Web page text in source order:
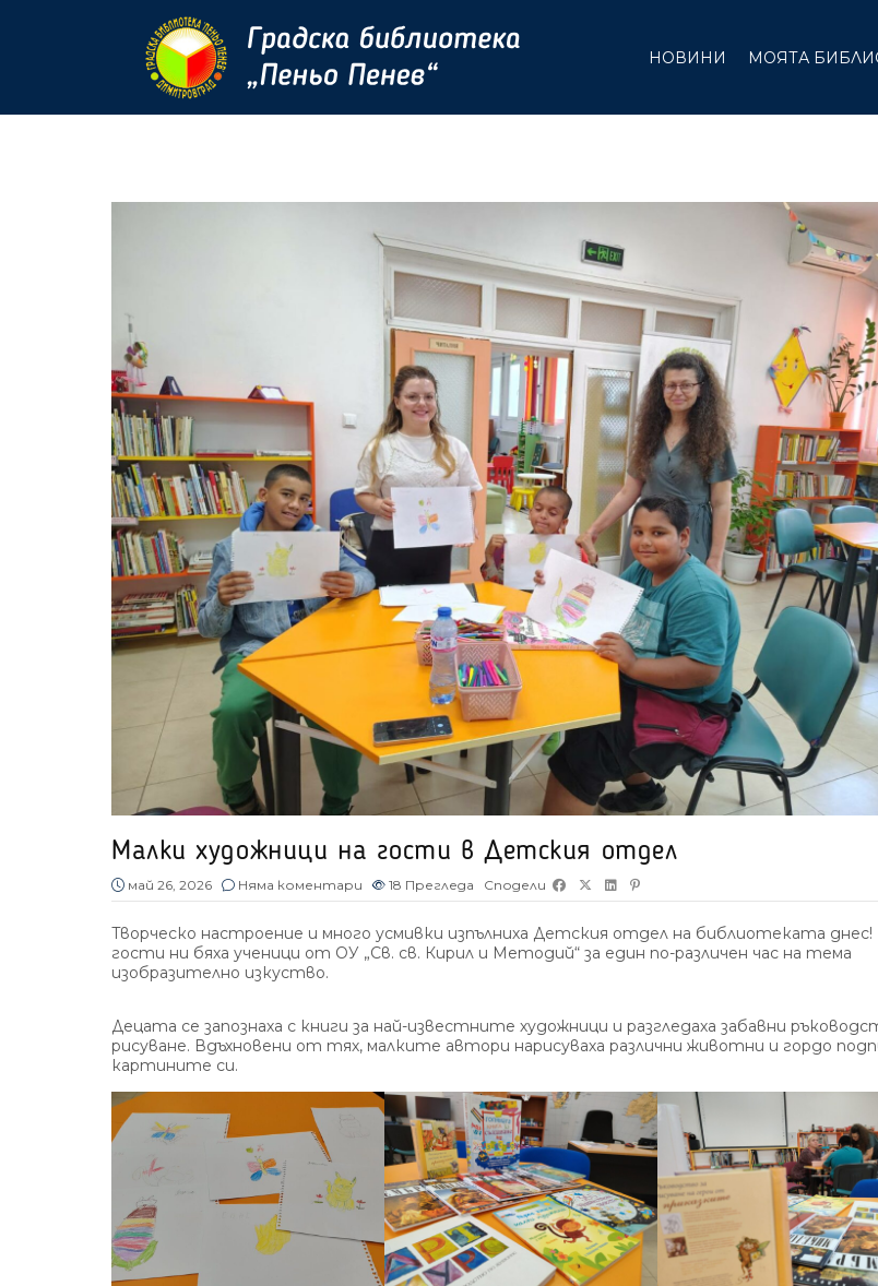
НОВИНИ МОЯТА
Малки художници на гости в Детския отдел
май 26, 2026 Няма коментари 18 Прегледа Сподели
Творческо настроение и много усмивки изпълниха Детския отдел на библиотеката днес!
гости ни бяха ученици от ОУ „Св. св. Кирил и Методий“ за един по-различен час на тема
изобразително изкуство.
Децата се запознаха с книги за най-известните художници и разгледаха забавни
рисуване. Вдъхновени от тях, малките автори нарисуваха различни животни и гордо
картините си.
май 29, 2026 5
Без категория
Градска библиотека „Пеньо
Пенев“ с участие във финалната
Без категория
„БиблиотЕКО лято“
юли 7, 2026 8Прегледа